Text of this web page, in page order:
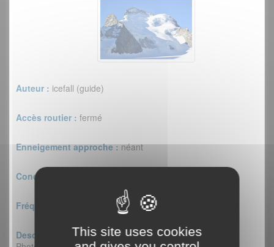
Auteur : icefall (guide)
Accès routier : fermé
Enneigement approche :néant
Conditions :
Fréquentation : personne
Descriptif :
This site uses cookies